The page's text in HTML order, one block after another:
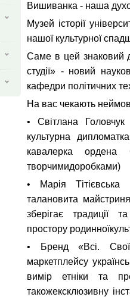
Вишиванка - наша
Музей історії
нашої культурної
Саме в цей знаковий
студії» - новий
кафедри політичних
На вас чекають
• Світлана
культурна
кавалерка ордена
творчимидоробками)
• Марія
талановита
зберігає традиції
простору
• Бренд «Всі.
маркетплейсу
вимір етніки та
такожексклюзивну